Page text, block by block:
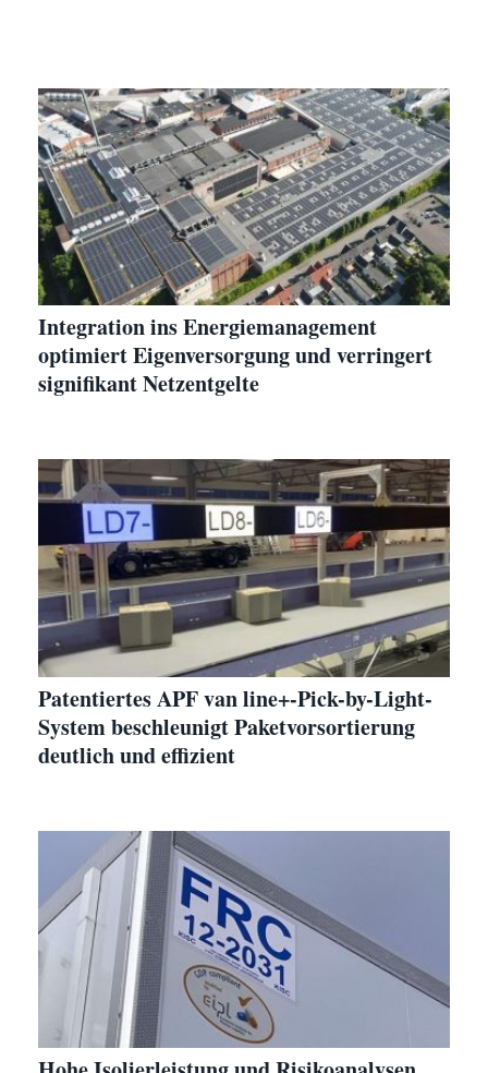
Integration ins Energiemanagement
optimiert Eigenversorgung und verringert
signifikant Netzentgelte
Patentiertes APF van line+-Pick-by-Light-
System beschleunigt Paketvorsortierung
deutlich und effizient